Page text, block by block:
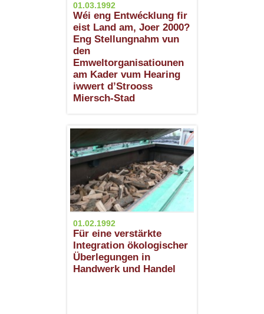
01.03.1992
Wéi eng Entwécklung fir
eist Land am, Joer 2000?
Eng Stellungnahm vun
den
Emweltorganisatiounen
am Kader vum Hearing
iwwert d’Strooss
Miersch-Stad
01.02.1992
Für eine verstärkte
Integration ökologischer
Überlegungen in
Handwerk und Handel